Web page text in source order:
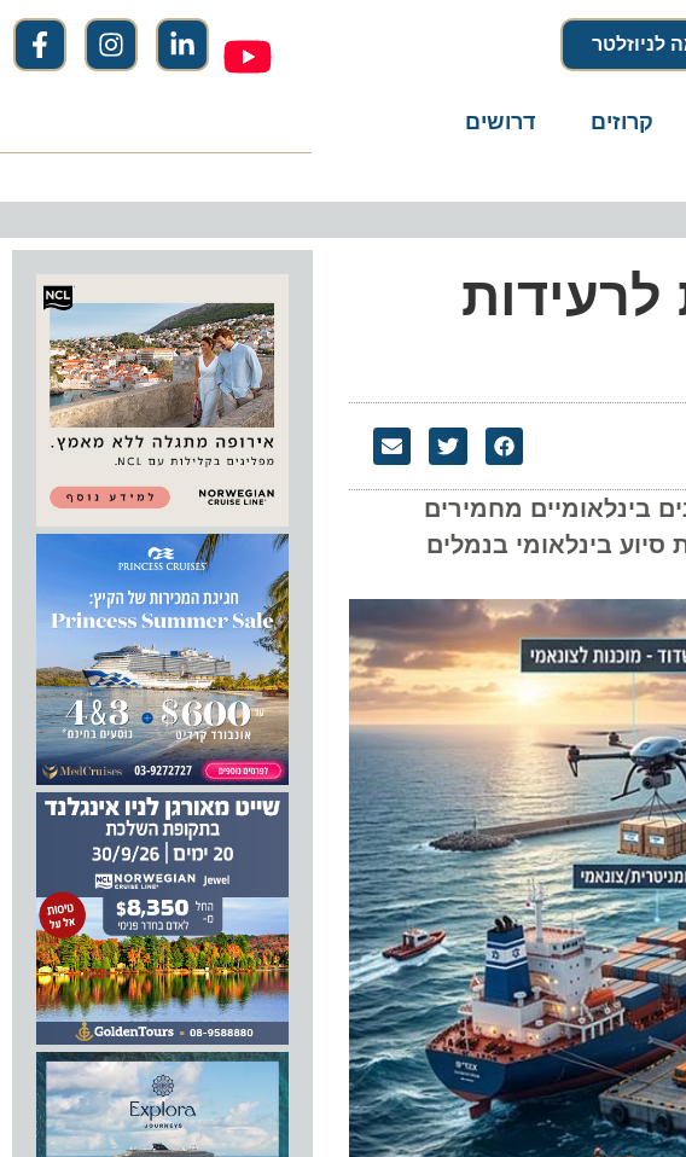
קרוזים דרושים
מחמירים
בינלאומי בנמלים